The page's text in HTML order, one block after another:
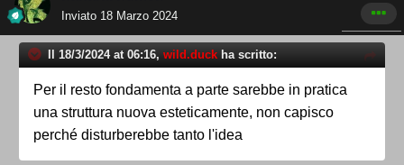
Inviato 18 Marzo 2024
Il 18/3/2024 at 06:16, wild.duck ha scritto:
Per il resto fondamenta a parte sarebbe in pratica
una struttura nuova esteticamente, non capisco
perché disturberebbe tanto l'idea